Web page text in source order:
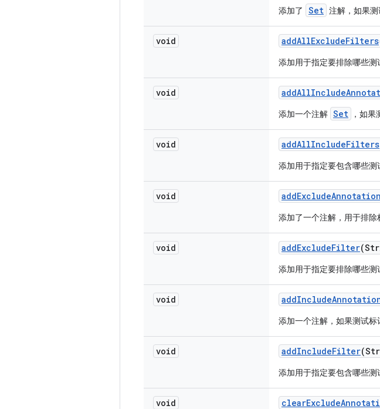
添加了 Set 注解，如果测
void addAllExcludeFilters
添加用于指定要排除哪些测
void addAllInclude
添加一个注解 Set ，如
void addAllIncludeFilters
添加用于指定要包含哪些测
void addExcludeAnnotation
添加了一个注解，用于排除
void addExcludeFilter
添加用于指定要排除哪些测
void addInclude
添加一个注解，如果测试标
void addIncludeFilter
添加用于指定要包含哪些测
void clearExclude